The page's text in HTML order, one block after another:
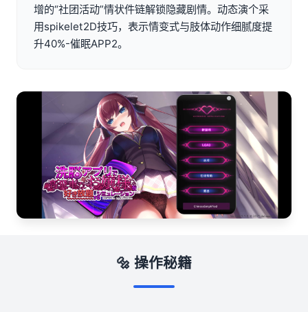
增的“社团活动”情状件链解锁隐藏剧情。动态演个采
用spikelet2D技巧，表示情变式与肢体动作细腻度提
升40%-催眠APP2。
🔩 操作秘籍